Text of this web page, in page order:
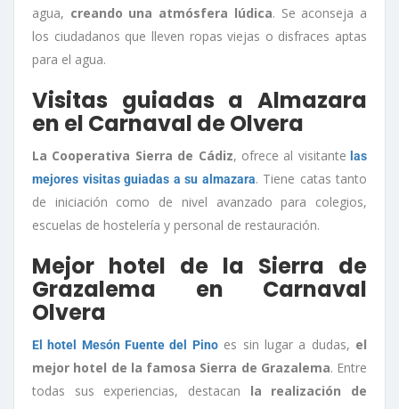
agua, creando una atmósfera lúdica. Se aconseja a
los ciudadanos que lleven ropas viejas o disfraces aptas
para el agua.
Visitas guiadas a Almazara
en el Carnaval de Olvera
La Cooperativa Sierra de Cádiz, ofrece al visitante las
mejores visitas guiadas a su almazara. Tiene catas tanto
de iniciación como de nivel avanzado para colegios,
escuelas de hostelería y personal de restauración.
Mejor hotel de la Sierra de
Grazalema en Carnaval
Olvera
El hotel Mesón Fuente del Pinoes sin lugar a dudas, el
mejor hotel de la famosa Sierra de Grazalema. Entre
todas sus experiencias, destacan la realización de